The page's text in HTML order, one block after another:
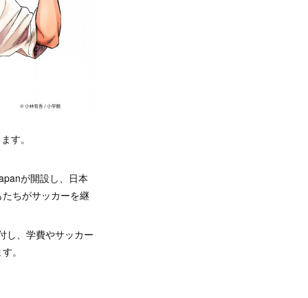
す。
が開設し、日本
ちがサッカーを継
し、学費やサッカー
。